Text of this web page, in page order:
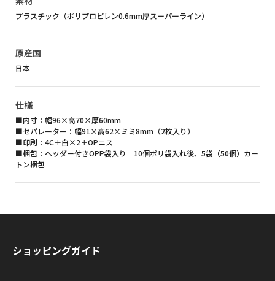
プラスチック（ポリプロピレン0.6mm厚スーパーライン）
原産国
日本
仕様
■内寸：幅96×高70×厚60mm
■セパレーター：幅91×高62×ミミ8mm（2枚入り）
■印刷：4C＋白×2＋OPニス
■梱包：ヘッダー付きOPP袋入り 10個ポリ袋入れ後、5袋（50個）カー
トン梱包
ショッピングガイド